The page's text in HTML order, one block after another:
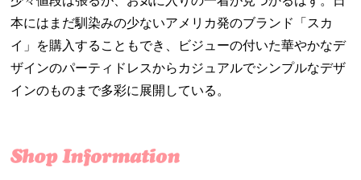
本にはまだ馴染みの少ないアメリカ発のブランド「スカ
イ」を購入することもでき、ビジューの付いた華やかなデ
ザインのパーティドレスからカジュアルでシンプルなデザ
インのものまで多彩に展開している。